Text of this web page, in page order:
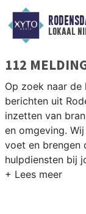
lokaal
112
Op zoek naar de
berichten uit
inzetten van
en omgeving.
voet en brengen
hulpdiensten bij